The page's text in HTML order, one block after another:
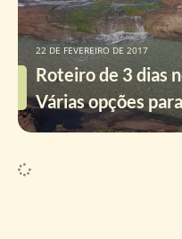
Roteiro de 3 dias
Várias opções
22 DE FEVEREIRO DE 2017